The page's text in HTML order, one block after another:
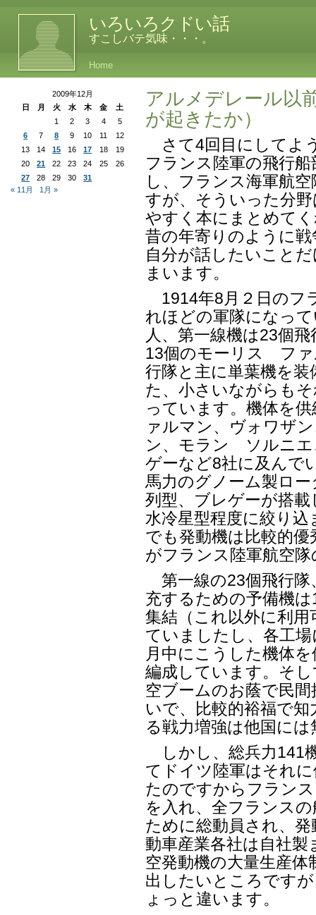
いろいろクドい話
すこしバテ気味・・・。
Home
アルメデレール
が起きたか）
さて4回目にしてよ
フランス陸軍の飛行
し、フランス海軍航
すが、そういった分
やすく本にまとめて
昔の年寄りのように
自分が話したいこと
まいます。
1914年8月２日のフ
れほどの軍隊になっ
人、第一線機は23個
13個のモーリス ファ
行隊と主に単葉機を
た、小さいながらも
っています。機体を
ァルマン、ヴォワザ
ン、モラン ソルニエ
ゲーなど8社に及んで
馬力のグノーム製ロ
列型、ブレゲーが搭
水冷星型程度に絞り
でも発動機は比較的
がフランス陸軍航空
第一線の23個飛行隊
充するための予備機
集結（これ以外に利
ていましたし、各工
月中にこうした機体
編成しています。そ
空ブームのお蔭で民
いで、比較的裕福で
る戦力増強は他国に
しかし、総兵力141
てドイツ陸軍はそれ
たのですからフラン
を入れ、全フランス
ために総動員され、
動車産業各社は自社
空発動機の大量生産
出したいところです
ょっと違います。
2009年12月
日
月 火 水 木 金
土
1
2 3 4
5
6
7 8 9 10 11
12
13
14 15 16 17 18
19
20
21 22 23 24 25
26
27
28 29 30
31
« 11月
1月 »